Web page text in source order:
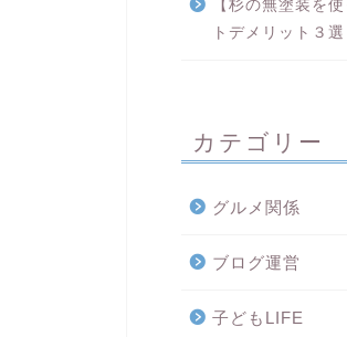
【杉の無塗装を
トデメリット３選
カテゴリー
グルメ関係
ブログ運営
子どもLIFE